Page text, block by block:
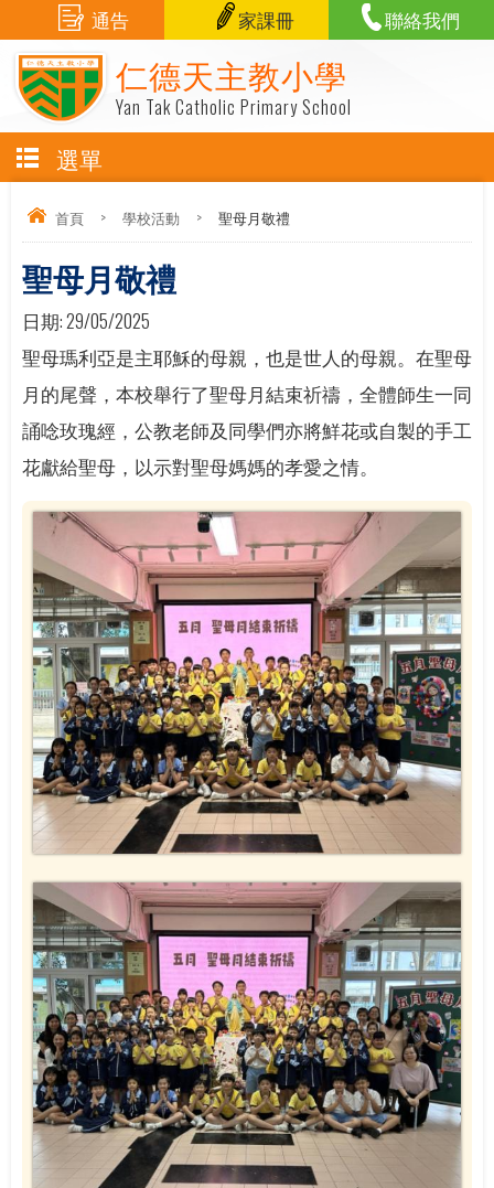
仁德天主教小學
Yan Tak Catholic Primary School
通告 家課冊 聯絡我們
選單
首頁 > 學校活動 > 聖母月敬禮
聖母月敬禮
日期:29/05/2025
聖母瑪利亞是主耶穌的母親，也是世人的母親。在聖母
月的尾聲，本校舉行了聖母月結束祈禱，全體師生一同
誦唸玫瑰經，公教老師及同學們亦將鮮花或自製的手工
花獻給聖母，以示對聖母媽媽的孝愛之情。